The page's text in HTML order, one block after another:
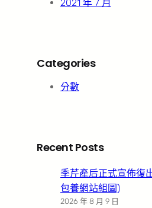
2021 年 7 月
Categories
分數
Recent Posts
季芹產后正式宣佈復
包養網站組圖)
2026 年 8 月 9 日